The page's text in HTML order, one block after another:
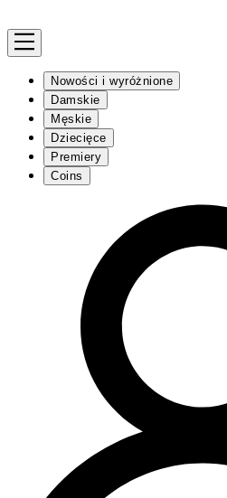
Nowości i wyróżnione
Damskie
Męskie
Dziecięce
Premiery
Coins